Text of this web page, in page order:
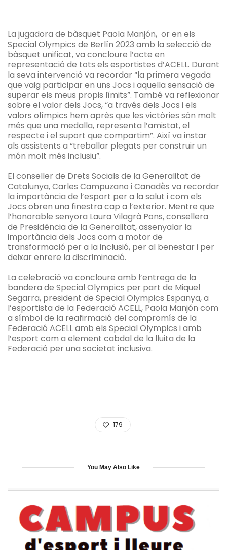
La jugadora de bàsquet Paola Manjón, or en els
Special Olympics de Berlín 2023 amb la selecció de
bàsquet unificat, va concloure l’acte en
representació de tots els esportistes d’ACELL. Durant
la seva intervenció va recordar “la primera vegada
que vaig participar en uns Jocs i aquella sensació de
superar els meus propis límits”. També va reflexionar
sobre el valor dels Jocs, “a través dels Jocs i els
valors olímpics hem après que les victòries són molt
més que una medalla, representa l’amistat, el
respecte i el suport que compartim”. Així va instar
als assistents a “treballar plegats per construir un
món molt més inclusiu”.
El conseller de Drets Socials de la Generalitat de
Catalunya, Carles Campuzano i Canadès va recordar
la importància de l’esport per a la salut i com els
Jocs obren una finestra cap a l’exterior. Mentre que
l’honorable senyora Laura Vilagrà Pons, consellera
de Presidència de la Generalitat, assenyalar la
importància dels Jocs com a motor de
transformació per a la inclusió, per al benestar i per
deixar enrere la discriminació.
La celebració va concloure amb l’entrega de la
bandera de Special Olympics per part de Miquel
Segarra, president de Special Olympics Espanya, a
l’esportista de la Federació ACELL, Paola Manjón com
a símbol de la reafirmació del compromís de la
Federació ACELL amb els Special Olympics i amb
l’esport com a element cabdal de la lluita de la
Federació per una societat inclusiva.
179
You May Also Like